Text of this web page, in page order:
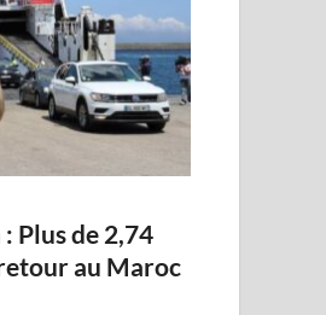
Plus de 2,74
au Maroc